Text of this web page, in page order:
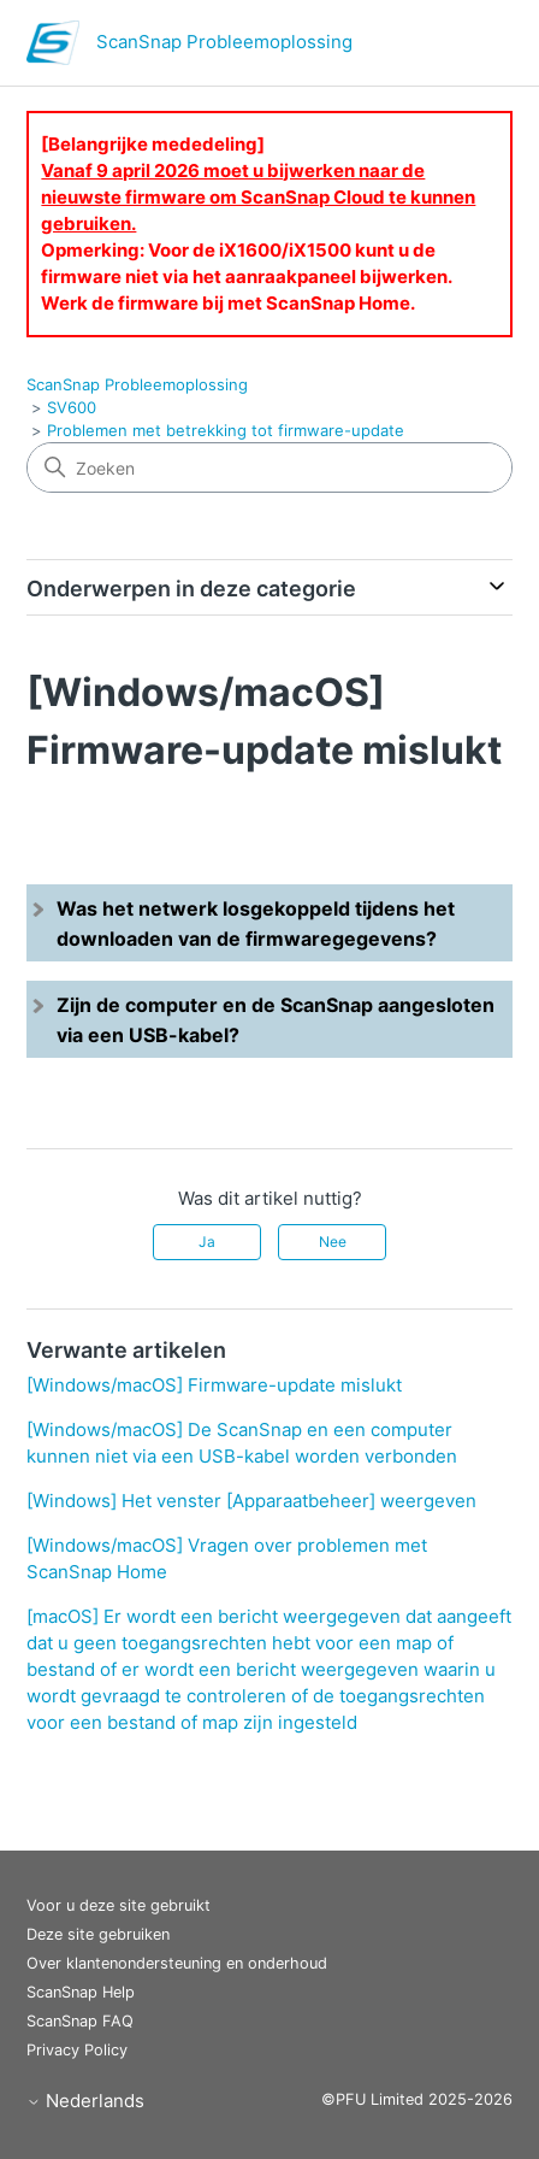
ScanSnap Probleemoplossing
[Belangrijke mededeling]
Vanaf 9 april 2026 moet u bijwerken naar de
nieuwste firmware om ScanSnap Cloud te kunnen
gebruiken.
Opmerking: Voor de iX1600/iX1500 kunt u de
firmware niet via het aanraakpaneel bijwerken.
Werk de firmware bij met ScanSnap Home.
ScanSnap Probleemoplossing
SV600
Problemen met betrekking tot firmware-update
Onderwerpen in deze categorie
[Windows/macOS]
Firmware-update mislukt
Was het netwerk losgekoppeld tijdens het
downloaden van de firmwaregegevens?
Zijn de computer en de ScanSnap aangesloten
via een USB-kabel?
Was dit artikel nuttig?
Ja Nee
Verwante artikelen
[Windows/macOS] Firmware-update mislukt
[Windows/macOS] De ScanSnap en een computer
kunnen niet via een USB-kabel worden verbonden
[Windows] Het venster [Apparaatbeheer] weergeven
[Windows/macOS] Vragen over problemen met
ScanSnap Home
[macOS] Er wordt een bericht weergegeven dat aangeeft
dat u geen toegangsrechten hebt voor een map of
bestand of er wordt een bericht weergegeven waarin u
wordt gevraagd te controleren of de toegangsrechten
voor een bestand of map zijn ingesteld
Voor u deze site gebruikt
Deze site gebruiken
Over klantenondersteuning en onderhoud
ScanSnap Help
ScanSnap FAQ
Privacy Policy
Nederlands ©PFU Limited 2025-2026